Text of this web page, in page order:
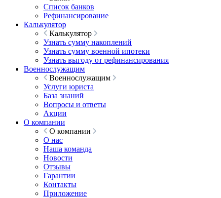
Список банков
Рефинансирование
Калькулятор
Калькулятор
Узнать сумму накоплений
Узнать сумму военной ипотеки
Узнать выгоду от рефинансирования
Военнослужащим
Военнослужащим
Услуги юриста
База знаний
Вопросы и ответы
Акции
О компании
О компании
О нас
Наша команда
Новости
Отзывы
Гарантии
Контакты
Приложение